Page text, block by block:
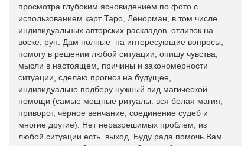
просмотра глубоким ясновидением по фото с
использованием карт Таро, Ленорман, в том числе
индивидуальных авторских раскладов, отливок на
воске, рун. Дам полные на интересующие вопросы,
помогу в решении любой ситуации, опишу чувства,
мысли в настоящем, причины и закономерности
ситуации, сделаю прогноз на будущее,
индивидуально подберу нужный вид магической
помощи (самые мощные ритуалы: вся белая магия,
приворот, чёрное венчание, соединение судеб и
многие другие). Нет неразрешимых проблем, из
любой ситуации есть выход. Буду рада помочь Вам